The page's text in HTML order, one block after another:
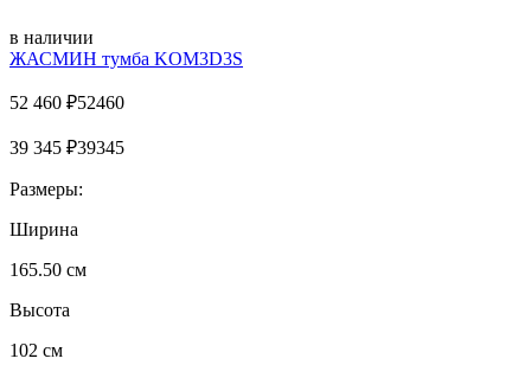
в наличии
ЖАСМИН тумба KOM3D3S
52 460 ₽52460
39 345 ₽39345
Размеры:
Ширина
165.50 см
Высота
102 см